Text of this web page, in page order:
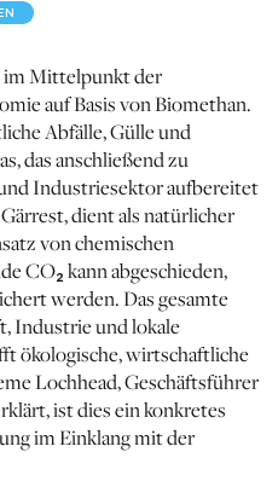
im Mittelpunkt der
auf Basis von Biomethan.
Abfälle, Gülle und
das anschließend zu
Industriesektor aufbereitet
dient als natürlicher
von chemischen
CO₂ kann abgeschieden,
werden. Das gesamte
Industrie und lokale
ökologische, wirtschaftliche
Lochhead, Geschäftsführer
ist dies ein konkretes
im Einklang mit der